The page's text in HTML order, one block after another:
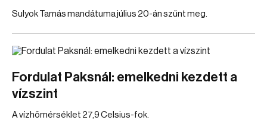
Sulyok Tamás mandátuma július 20-án szűnt meg.
Fordulat Paksnál: emelkedni kezdett a
vízszint
A vízhőmérséklet 27,9 Celsius-fok.